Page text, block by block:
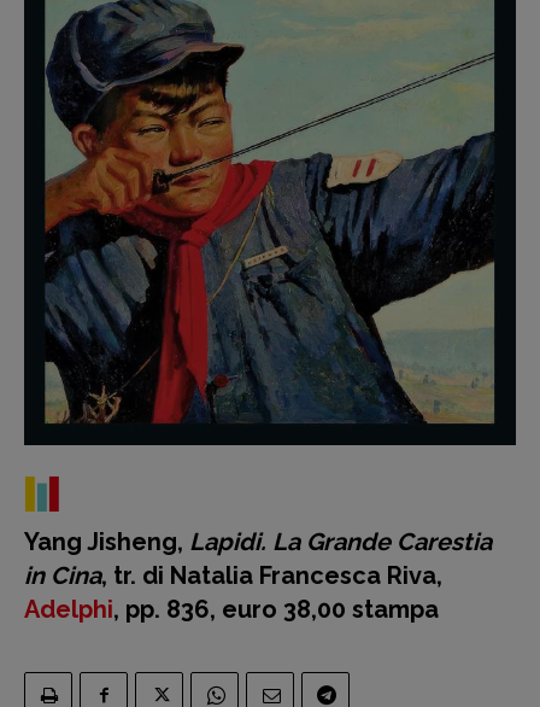
Recensioni
Primo Piano
Interviste
RUBRICHE
Archeologie del
Libro & Film
Pulp for kids
Opera prima
DOSSIER
Yang Jisheng, Lapidi. La Grande Carestia
in Cina, tr. di Natalia Francesca Riva,
Adelphi, pp. 836, euro 38,00 stampa